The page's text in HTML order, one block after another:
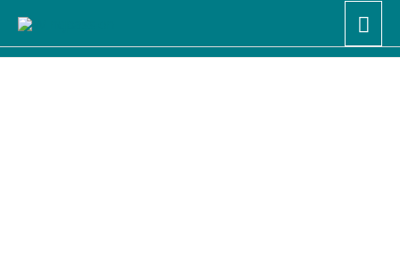
Start
Eleveight WFS V5 Wing – Test